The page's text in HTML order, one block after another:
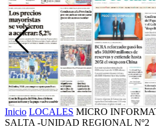
Inicio LOCALES MICRO
SALTA -UNIDAD REGIONAL Nº2